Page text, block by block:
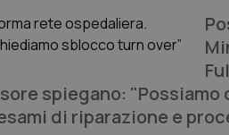
spiegano:
di riparazione e